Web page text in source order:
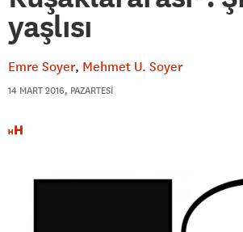
yaşlısı
Emre Soyer Mehmet U. Soyer
14 MART 2016, PAZARTESI